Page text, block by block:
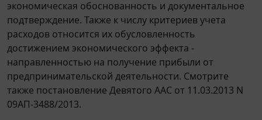
экономическая обоснованность и документальное
подтверждение. Также к числу критериев учета
расходов относится их обусловленность
достижением экономического эффекта -
направленностью на получение прибыли от
предпринимательской деятельности. Смотрите
также постановление Девятого ААС от 11.03.2013 N
09АП-3488/2013.